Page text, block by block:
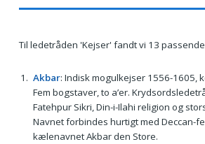
Til ledetråden 'Kejser' fandt vi 13
Akbar: Indisk mogulkejser 1556-1605,
Fem bogstaver, to a’er.
Fatehpur Sikri, Din-i-Ilahi religion og
Navnet forbindes hurtigt med Deccan-
kælenavnet Akbar den Store.